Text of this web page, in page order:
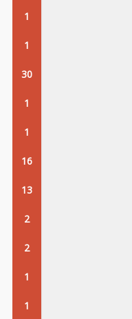
1
1
30
1
1
16
13
2
2
1
1